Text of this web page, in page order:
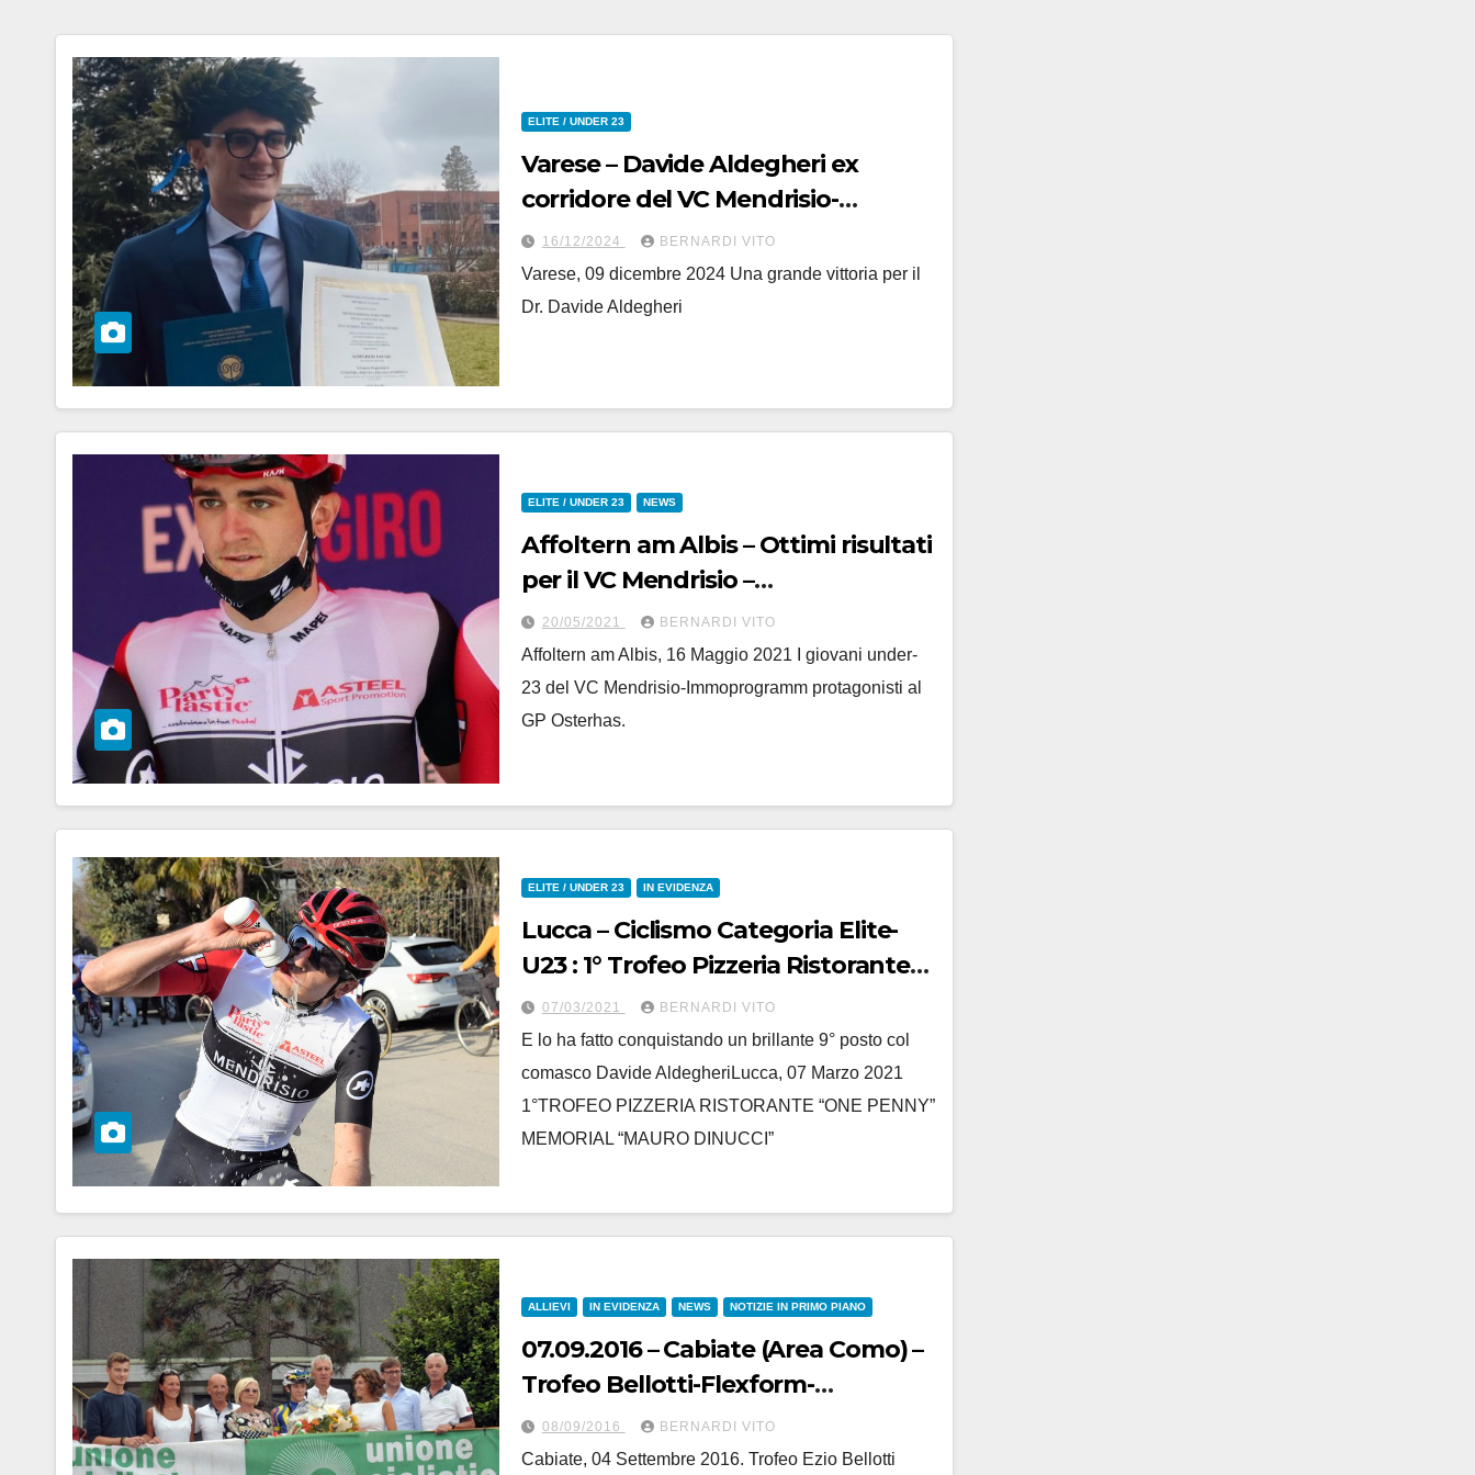
ELITE / UNDER 23
Varese – Davide Aldegheri ex
corridore del VC Mendrisio-
Immoprogramm dal 9 dicembre
2024 è il Dottor Davide Aldegheri
16/12/2024 BERNARDI VITO
Varese, 09 dicembre 2024 Una grande vittoria per il
Dr. Davide Aldegheri
ELITE / UNDER 23 NEWS
Affoltern am Albis – Ottimi risultati
per il VC Mendrisio –
Immoprogramm al GP Osterhas
con Hochstrasser, Aldegheri e
Petrogalli – Ordine d’arrivo
completo
20/05/2021 BERNARDI VITO
Affoltern am Albis, 16 Maggio 2021 I giovani under-
23 del VC Mendrisio-Immoprogramm protagonisti al
GP Osterhas.
ELITE / UNDER 23 IN EVIDENZA
Lucca – Ciclismo Categoria Elite-
U23 : 1° Trofeo Pizzeria Ristorante
“One Penny-Memorial Mauro
Dinucci” – Al via il Velo Club
Mendrisio
07/03/2021 BERNARDI VITO
E lo ha fatto conquistando un brillante 9° posto col
comasco Davide AldegheriLucca, 07 Marzo 2021
1°TROFEO PIZZERIA RISTORANTE “ONE PENNY”
MEMORIAL “MAURO DINUCCI”
ALLIEVI IN EVIDENZA NEWS NOTIZIE IN PRIMO PIANO
07.09.2016 – Cabiate (Area Como) –
Trofeo Bellotti-Flexform-
Galimberti : 1° Simone Debenedetti
– Fotoservizio di Angelo Mambretti
08/09/2016 BERNARDI VITO
Cabiate, 04 Settembre 2016. Trofeo Ezio Bellotti